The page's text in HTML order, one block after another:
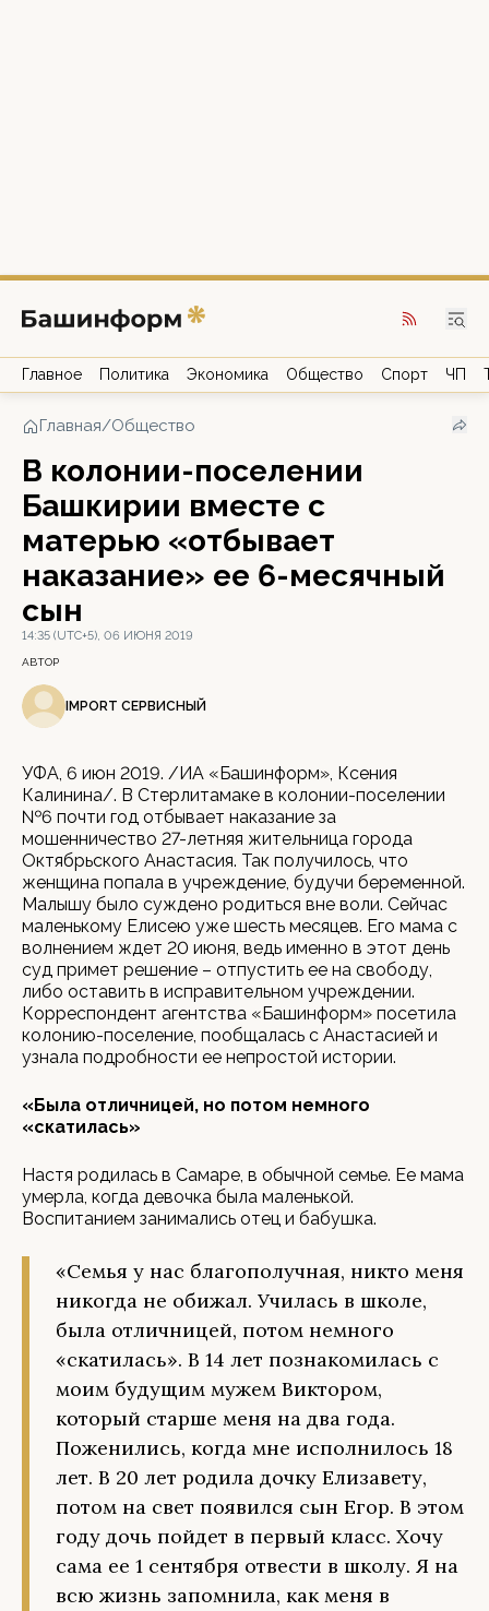
Главное Политика Экономика Общество Спорт ЧП
Главная/Общество
В колонии-поселении
Башкирии вместе с
матерью «отбывает
наказание» ее 6-месячный
сын
14:35 (UTC+5), 06 ИЮНЯ 2019
АВТОР
IMPORT СЕРВИСНЫЙ
УФА, 6 июн 2019. /ИА «Башинформ», Ксения
Калинина/. В Стерлитамаке в колонии-поселении
№6 почти год отбывает наказание за
мошенничество 27-летняя жительница города
Октябрьского Анастасия. Так получилось, что
женщина попала в учреждение, будучи беременной.
Малышу было суждено родиться вне воли. Сейчас
маленькому Елисею уже шесть месяцев. Его мама с
волнением ждет 20 июня, ведь именно в этот день
суд примет решение – отпустить ее на свободу,
либо оставить в исправительном учреждении.
Корреспондент агентства «Башинформ» посетила
колонию-поселение, пообщалась с Анастасией и
узнала подробности ее непростой истории.
«Была отличницей, но потом немного
«скатилась»
Настя родилась в Самаре, в обычной семье. Ее мама
умерла, когда девочка была маленькой.
Воспитанием занимались отец и бабушка.
«Семья у нас благополучная, никто меня
никогда не обижал. Училась в школе,
была отличницей, потом немного
«скатилась». В 14 лет познакомилась с
моим будущим мужем Виктором,
который старше меня на два года.
Поженились, когда мне исполнилось 18
лет. В 20 лет родила дочку Елизавету,
потом на свет появился сын Егор. В этом
году дочь пойдет в первый класс. Хочу
сама ее 1 сентября отвести в школу. Я на
всю жизнь запомнила, как меня в